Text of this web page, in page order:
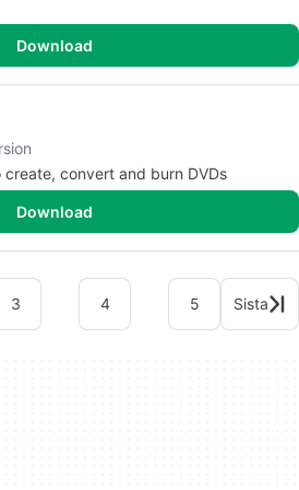
Download
create, convert and burn DVDs
Download
3 4 5 Sista